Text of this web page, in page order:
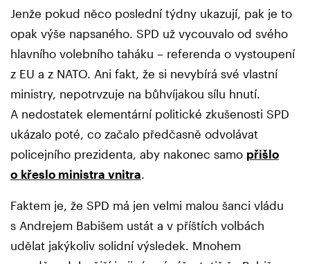
Jenže pokud něco poslední týdny ukazují, pak je to
opak výše napsaného. SPD už vycouvalo od svého
hlavního volebního taháku – referenda o vystoupení
z EU a z NATO. Ani fakt, že si nevybírá své vlastní
ministry, nepotrvzuje na bůhvíjakou sílu hnutí.
A nedostatek elementární politické zkušenosti SPD
ukázalo poté, co začalo předčasně odvolávat
policejního prezidenta, aby nakonec samo přišlo
o křeslo ministra vnitra.
Faktem je, že SPD má jen velmi malou šanci vládu
s Andrejem Babišem ustát a v příštích volbách
udělat jakýkoliv solidní výsledek. Mnohem